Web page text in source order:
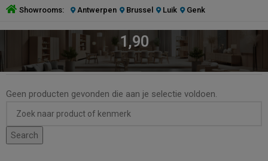
Showrooms:
Antwerpen Brussel Luik Genk
1,90
PRODUCT POOT BREEDTE /1,90
Geen producten gevonden die aan je selectie voldoen.
Search